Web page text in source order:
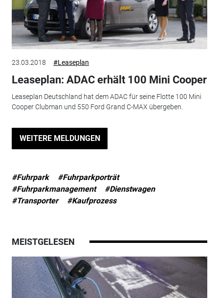
23.03.2018 #Leaseplan
Leaseplan: ADAC erhält 100 Mini Cooper
Leaseplan Deutschland hat dem ADAC für seine Flotte 100 Mini
Cooper Clubman und 550 Ford Grand C-MAX übergeben.
WEITERE MELDUNGEN
#Fuhrpark
#Fuhrparkporträt
#Fuhrparkmanagement
#Dienstwagen
#Transporter
#Kaufprozess
MEISTGELESEN